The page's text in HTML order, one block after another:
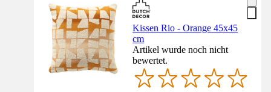
Kissen Rio - Orange 45x45
cm
Artikel wurde noch nicht
bewertet.